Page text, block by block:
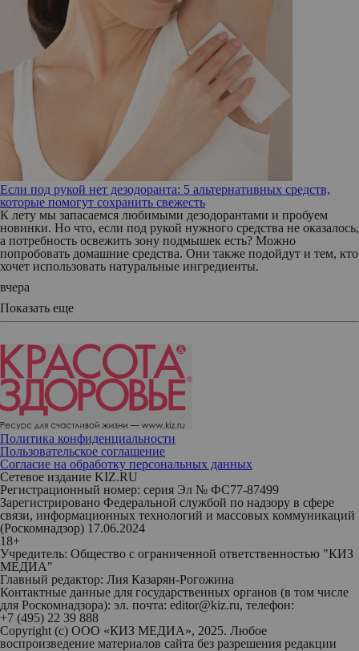
Если под рукой нет дезодоранта: 5 альтернативных средств,
которые помогут сохранить свежесть
К лету мы запасаемся любимыми дезодорантами и пробуем
новинки. Но что, если под рукой нужного средства не оказалось,
а потребность освежить зону подмышек есть? Можно
попробовать домашние средства. Они также подойдут и тем, кто
хочет использовать натуральные ингредиенты.
вчера
Показать еще
Политика конфиденциальности
Пользовательское соглашение
Согласие на обработку персональных данных
Сетевое издание KIZ.RU
Регистрационный номер: серия Эл № ФС77-87499
Зарегистрировано Федеральной службой по надзору в сфере
связи, информационных технологий и массовых коммуникаций
(Роскомнадзор) 17.06.2024
18+
Учредитель: Общество с ограниченной ответственностью "КИЗ
МЕДИА"
Главный редактор: Лия Казарян-Рогожина
Контактные данные для государственных органов (в том числе
для Роскомнадзора): эл. почта: editor@kiz.ru, телефон:
+7 (495) 22 39 888
Copyright (с) ООО «КИЗ МЕДИА», 2025. Любое
воспроизведение материалов сайта без разрешения редакции